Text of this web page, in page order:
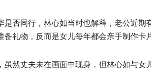
是否同行，林心如当时也解释，老公近
备礼物，反而是女儿每年都会亲手制作卡
虽然丈夫未在画面中现身，但林心如与女